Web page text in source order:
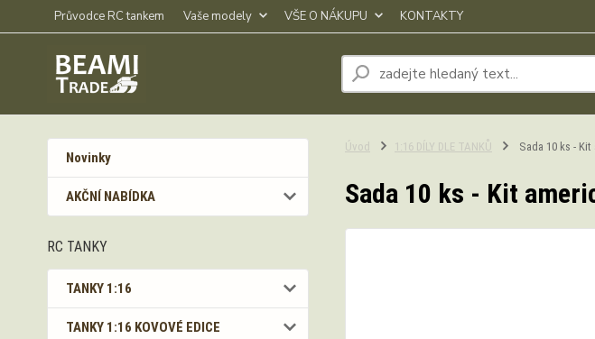
Průvodce RC tankem Vaše modely VŠE O NÁKUPU KONTAKTY
Novinky
AKČNÍ NABÍDKA
RC TANKY
TANKY 1:16
TANKY 1:16 KOVOVÉ EDICE
Úvod 1:16 DÍLY DLE TANKŮ Sada 10 ks -
Sada 10 ks - Kit